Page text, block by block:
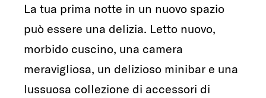
La tua prima notte in un nuovo spazio
può essere una delizia. Letto nuovo,
morbido cuscino, una camera
meravigliosa, un delizioso minibar e una
lussuosa collezione di accessori di